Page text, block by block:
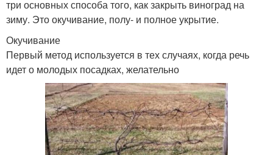
три основных способа того, как закрыть виноград на
зиму. Это окучивание, полу- и полное укрытие.
Окучивание
Первый метод используется в тех случаях, когда речь
идет о молодых посадках, желательно